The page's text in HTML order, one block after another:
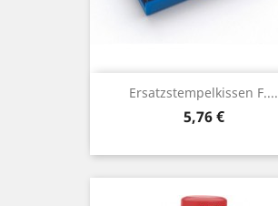
Ersatzstempelkissen F....
Preis
5,76 €